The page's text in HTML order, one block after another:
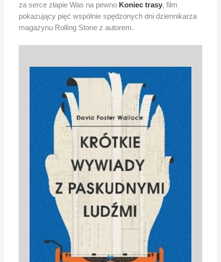
za serce złapie Was na pewno Koniec trasy, film
pokazujący pięć wspólnie spędzonych dni dziennikarza
magazynu Rolling Stone z autorem.